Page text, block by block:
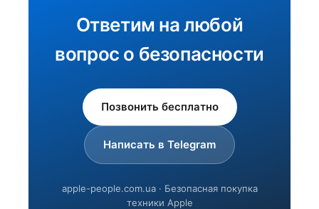
Ответим на любой
вопрос о безопасности
Позвонить бесплатно
Написать в Telegram
apple-people.com.ua · Безопасная покупка
техники Apple